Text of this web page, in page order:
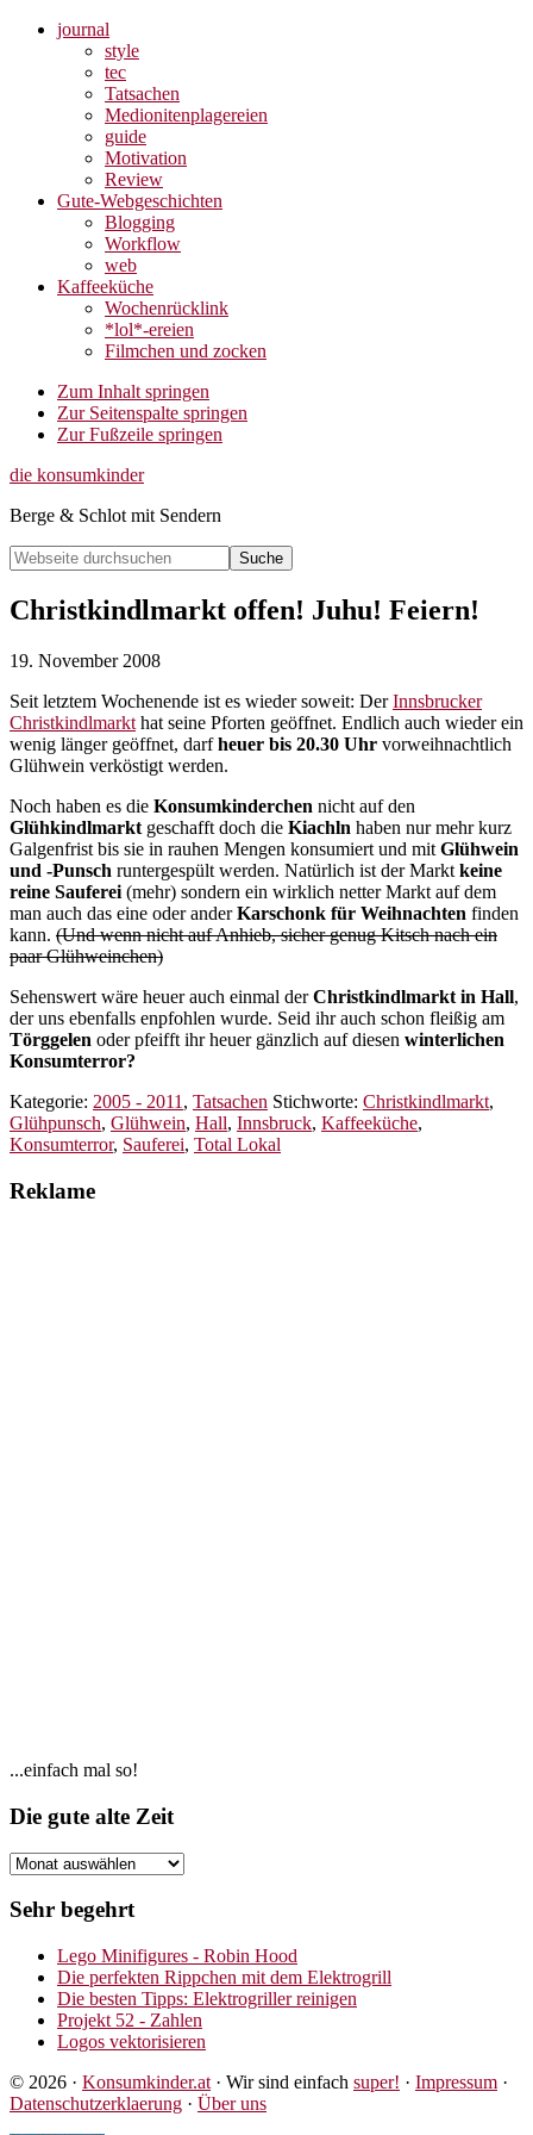
journal
style
tec
Tatsachen
Medionitenplagereien
guide
Motivation
Review
Gute-Webgeschichten
Blogging
Workflow
web
Kaffeeküche
Wochenrücklink
*lol*-ereien
Filmchen und zocken
Zum Inhalt springen
Zur Seitenspalte springen
Zur Fußzeile springen
die konsumkinder
Berge & Schlot mit Sendern
Webseite
durchsuchen
Search
Christkindlmarkt offen! Juhu! Feiern!
19. November 2008
Seit letztem Wochenende ist es wieder soweit: DerInnsbrucker
Christkindlmarkt hat seine Pforten geöffnet. Endlich auch wieder ein
wenig länger geöffnet, darfheuer bis 20.30 Uhr vorweihnachtlich
Glühwein verköstigt werden.
Noch haben es die Konsumkinderchen nicht auf den
Glühkindlmarkt geschafft doch die Kiachln haben nur mehr kurz
Galgenfrist bis sie in rauhen Mengen konsumiert und mit Glühwein
und -Punsch runtergespült werden. Natürlich ist der Markt keine
reine Sauferei (mehr) sondern ein wirklich netter Markt auf dem
man auch das eine oder anderKarschonk für Weihnachten finden
kann. (Und wenn nicht auf Anhieb, sicher genug Kitsch nach ein
paar Glühweinchen)
Sehenswert wäre heuer auch einmal derChristkindlmarkt in Hall,
der uns ebenfalls enpfohlen wurde. Seid ihr auch schon fleißig am
Törggelen oder pfeifft ihr heuer gänzlich auf diesen winterlichen
Konsumterror?
Kategorie: 2005 - 2011 , Tatsachen Stichworte: Christkindlmarkt,
Glühpunsch, Glühwein, Hall, Innsbruck, Kaffeeküche,
Konsumterror, Sauferei, Total Lokal
Reklame
Seitenspalte
...einfach mal so!
Footer
Die gute alte Zeit
Die
alte
Sehr begehrt
Lego Minifigures - Robin Hood
Die perfekten Rippchen mit dem Elektrogrill
Die besten Tipps: Elektrogriller reinigen
Projekt 52 - Zahlen
Logos vektorisieren
© 2026 · Konsumkinder.at · Wir sind einfach super! · Impressum ·
Datenschutzerklaerung · Über uns